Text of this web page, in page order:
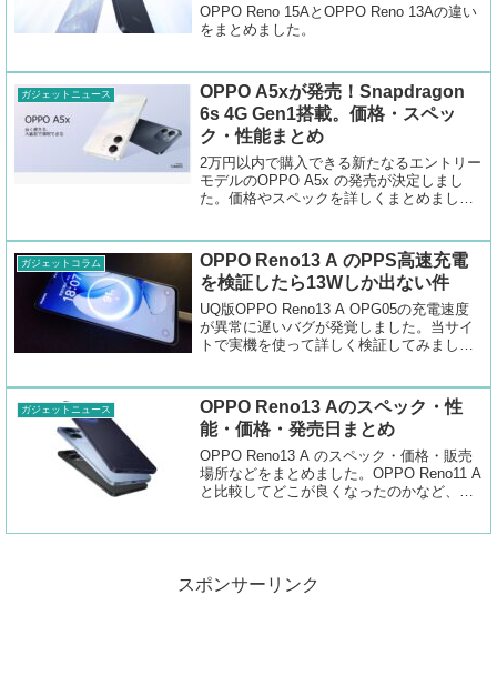
OPPO Reno 15AとOPPO Reno 13Aの違い
をまとめました。
ガジェットニュース
OPPO A5xが発売！Snapdragon
6s 4G Gen1搭載。価格・スペッ
ク・性能まとめ
2万円以内で購入できる新たなるエントリー
モデルのOPPO A5x の発売が決定しまし
た。価格やスペックを詳しくまとめまし
ガジェットコラム
OPPO Reno13 A のPPS高速充電
を検証したら13Wしか出ない件
UQ版OPPO Reno13 A OPG05の充電速度
が異常に遅いバグが発覚しました。当サイ
トで実機を使って詳しく検証してみまし
ガジェットニュース
OPPO Reno13 Aのスペック・性
能・価格・発売日まとめ
OPPO Reno13 A のスペック・価格・販売
場所などをまとめました。OPPO Reno11 A
と比較してどこが良くなったのかなど、徹
スポンサーリンク